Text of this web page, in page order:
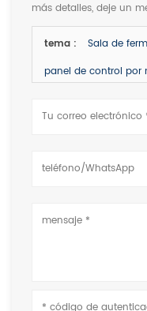
más detalles, deje un
antes posible.
tema :
Sala de
panel de control por